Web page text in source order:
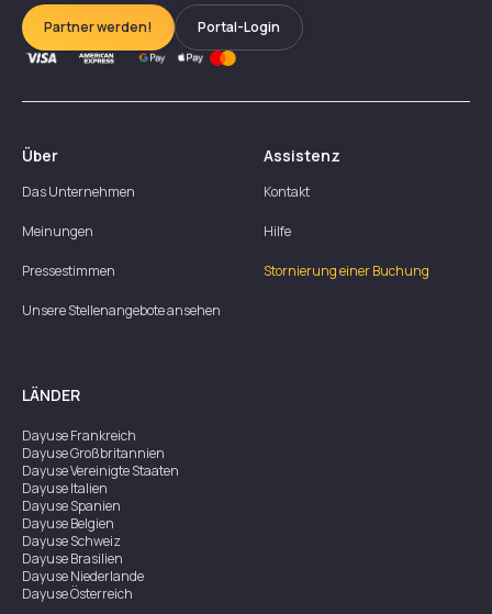
Partner werden! Portal-Login
Über
Das Unternehmen
Meinungen
Pressestimmen
Unsere Stellenangebote ansehen
Assistenz
Kontakt
Hilfe
Stornierung einer Buchung
LÄNDER
DayuseFrankreich
DayuseGroßbritannien
DayuseVereinigte Staaten
DayuseItalien
DayuseSpanien
DayuseBelgien
DayuseSchweiz
DayuseBrasilien
DayuseNiederlande
DayuseÖsterreich